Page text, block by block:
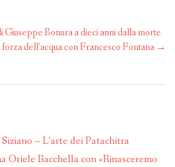
Giuseppe Bonura a dieci anni dalla morte
dell’acqua con Francesco Fontana →
– L’arte dei Patachitra
Oriele Bacchella con «Rinasceremo